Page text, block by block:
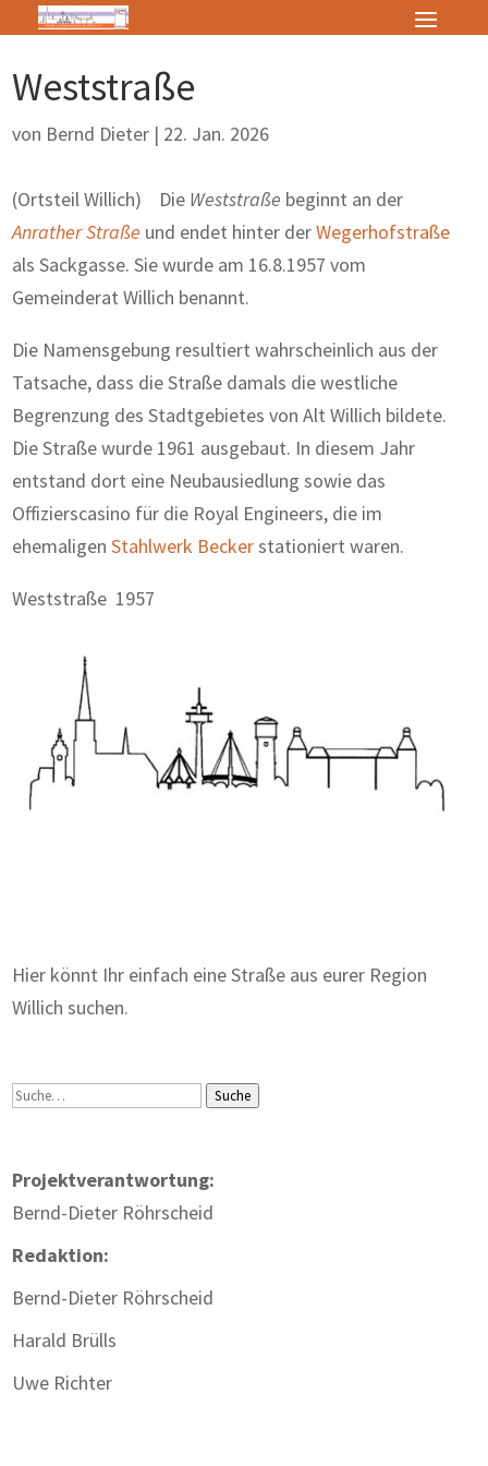
Weststraße
von Bernd Dieter | 22. Jan. 2026
(Ortsteil Willich) Die Weststraße beginnt an der
Anrather Straße und endet hinter derWegerhofstraße
als Sackgasse. Sie wurde am 16.8.1957 vom
Gemeinderat Willich benannt.
Die Namensgebung resultiert wahrscheinlich aus der
Tatsache, dass die Straße damals die westliche
Begrenzung des Stadtgebietes von Alt Willich bildete.
Die Straße wurde 1961 ausgebaut. In diesem Jahr
entstand dort eine Neubausiedlung sowie das
Offizierscasino für die Royal Engineers, die im
ehemaligenStahlwerk Beckerstationiert waren.
Weststraße 1957
Hier könnt Ihr einfach eine Straße aus eurer Region
Willich suchen.
Suche Suche
Projektverantwortung:
Bernd-Dieter Röhrscheid
Redaktion:
Bernd-Dieter Röhrscheid
Harald Brülls
Uwe Richter